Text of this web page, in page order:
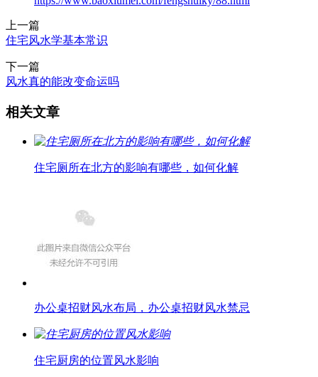
上一篇
住宅风水学基本常识
下一篇
风水真的能改变命运吗
相关文章
住宅厕所在北方的影响有哪些，如何化解
办公桌招财风水布局，办公桌招财风水禁忌
住宅厨房的位置风水影响